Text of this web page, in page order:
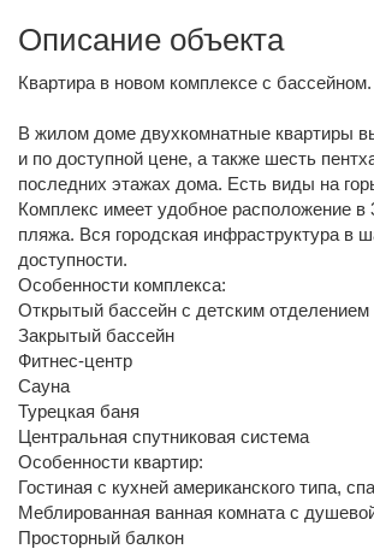
Описание объекта
Квартира в новом комплексе с бассейном.
В жилом доме двухкомнатные квартиры
и по доступной цене, а также шесть
последних этажах дома. Есть виды на
Комплекс имеет удобное расположение в
пляжа. Вся городская инфраструктура в
доступности.
Особенности комплекса:
Открытый бассейн с детским отделением
Закрытый бассейн
Фитнес-центр
Сауна
Турецкая баня
Центральная спутниковая система
Особенности квартир:
Гостиная с кухней американского типа,
Меблированная ванная комната с
Просторный балкон